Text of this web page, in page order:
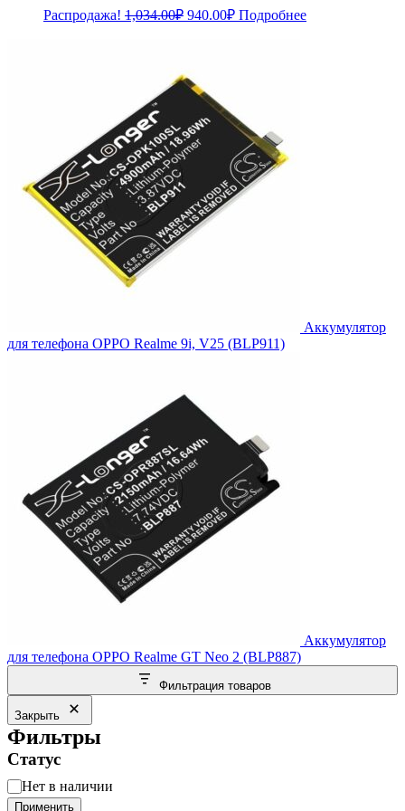
Распродажа! 1,034.00₽ Первоначальная
940.00₽Текущая
цена:
Подробнее
Аккумулятор
для телефона OPPO Realme 9i, V25 (BLP911)
Аккумулятор
для телефона OPPO Realme GT Neo 2 (BLP887)
Фильтрация товаров
Закрыть
Фильтры
Статус
Статус
Нет в наличии
Применить